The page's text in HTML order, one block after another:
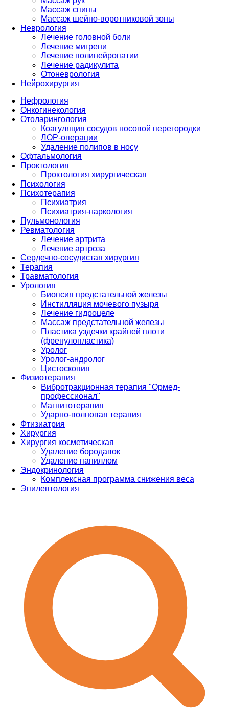
Массаж спины
Массаж шейно-воротниковой зоны
Неврология
Лечение головной боли
Лечение мигрени
Лечение полинейропатии
Лечение радикулита
Отоневрология
Нейрохирургия
Нефрология
Онкогинекология
Отоларингология
Коагуляция сосудов носовой перегородки
ЛОР-операции
Удаление полипов в носу
Офтальмология
Проктология
Проктология хирургическая
Психология
Психотерапия
Психиатрия
Психиатрия-наркология
Пульмонология
Ревматология
Лечение артрита
Лечение артроза
Сердечно-сосудистая хирургия
Терапия
Травматология
Урология
Биопсия предстательной железы
Инстилляция мочевого пузыря
Лечение гидроцеле
Массаж предстательной железы
Пластика уздечки крайней плоти
(френулопластика)
Уролог
Уролог-андролог
Цистоскопия
Физиотерапия
Вибротракционная терапия "Ормед-
профессионал"
Магнитотерапия
Ударно-волновая терапия
Фтизиатрия
Хирургия
Хирургия косметическая
Удаление бородавок
Удаление папиллом
Эндокринология
Комплексная программа снижения веса
Эпилептология